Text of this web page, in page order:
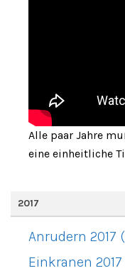
Alle paar Jahre
eine einheitliche
2017
Anrudern 2017
Einkranen